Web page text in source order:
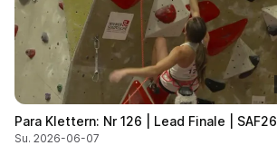
Para Klettern: Nr 126 | Lead Finale | SAF26
Su. 2026-06-07